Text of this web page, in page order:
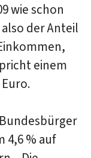
wie schon
der Anteil
einem
4,6 % auf